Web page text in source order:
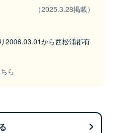
（2025.3.28掲載）
2006.03.01から西松浦郡有
ら